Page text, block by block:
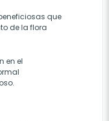
que
de la flora
en el